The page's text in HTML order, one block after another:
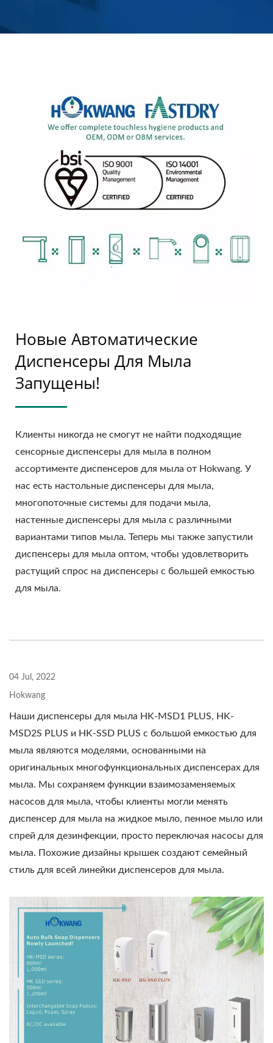
УНИТАЗОВ С
HOKWANG
Новые Автоматические
Диспенсеры Для Мыла
Запущены!
Клиенты никогда не смогут не найти подходящие
сенсорные диспенсеры для мыла в полном
ассортименте диспенсеров для мыла от Hokwang. У
нас есть настольные диспенсеры для мыла,
многопоточные системы для подачи мыла,
настенные диспенсеры для мыла с различными
вариантами типов мыла. Теперь мы также запустили
диспенсеры для мыла оптом, чтобы удовлетворить
растущий спрос на диспенсеры с большей емкостью
для мыла.
04 Jul, 2022
Hokwang
Наши диспенсеры для мыла HK-MSD1 PLUS, HK-
MSD2S PLUS и HK-SSD PLUS с большой емкостью для
мыла являются моделями, основанными на
оригинальных многофункциональных диспенсерах для
мыла. Мы сохраняем функции взаимозаменяемых
насосов для мыла, чтобы клиенты могли менять
диспенсер для мыла на жидкое мыло, пенное мыло или
спрей для дезинфекции, просто переключая насосы для
мыла. Похожие дизайны крышек создают семейный
стиль для всей линейки диспенсеров для мыла.